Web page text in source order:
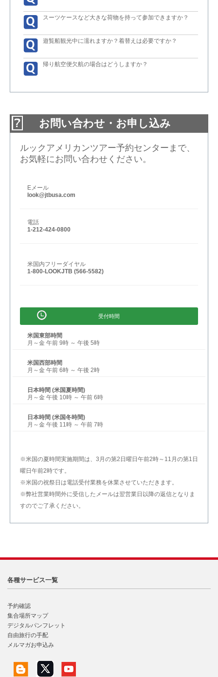
スーツケースなど大きな荷物を持って参加できますか？
遊覧船観光中に濡れますか？着替えは必要ですか？
帰り航空便欠航の場合はどうしますか？
お問い合わせ・お申し込み
ルックアメリカンツアー予約センターまで、
お気軽にお問い合わせください。
Eメール
look@jtbusa.com
電話
1-212-424-0800
米国内フリーダイヤル
1-800-LOOKJTB (566-5582)
受付時間
米国東部時間
月～金 午前 9時 ～ 午後 5時
米国西部時間
月～金 午前 6時 ～ 午後 2時
日本時間 (米国夏時間)
月～金 午後 10時 ～ 午前 6時
日本時間 (米国冬時間)
月～金 午後 11時 ～ 午前 7時
※米国の夏時間実施期間は、3月の第2日曜日午前2時～11月の第1日
曜日午前2時です。
※米国の祝祭日は電話受付業務を休業させていただきます。
※弊社営業時間外に受信したメールは翌営業日以降の返信となりま
すのでご了承ください。
各種サービス一覧
予約確認
集合場所マップ
デジタルパンフレット
自由旅行の手配
メルマガお申込み